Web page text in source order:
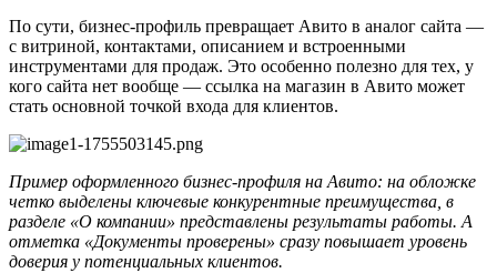
По сути, бизнес-профиль превращает Авито в аналог сайта —
с витриной, контактами, описанием и встроенными
инструментами для продаж. Это особенно полезно для тех, у
кого сайта нет вообще — ссылка на магазин в Авито может
стать основной точкой входа для клиентов.
Пример оформленного бизнес-профиля на Авито: на обложке
четко выделены ключевые конкурентные преимущества, в
разделе «О компании» представлены результаты работы. А
отметка «Документы проверены» сразу повышает уровень
доверия у потенциальных клиентов.